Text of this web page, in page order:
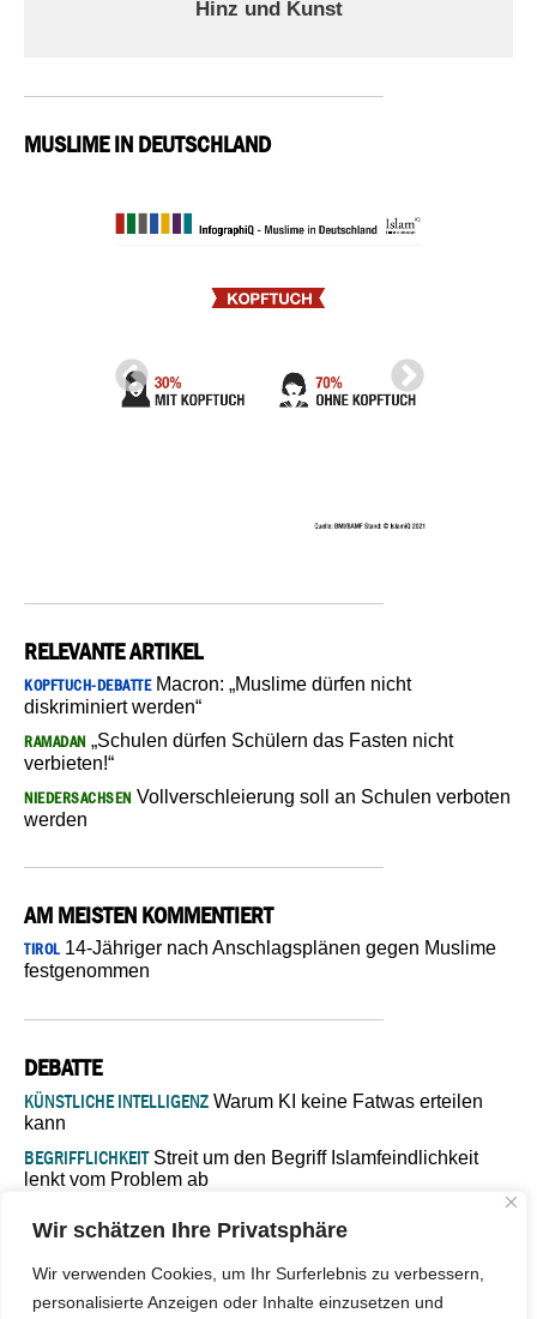
Wir schätzen Ihre Privatsphäre
Wir verwenden Cookies, um Ihr Surferlebnis zu verbessern,
personalisierte Anzeigen oder Inhalte einzusetzen und
Hinz und Kunst
MUSLIME IN DEUTSCHLAND
RELEVANTE ARTIKEL
KOPFTUCH-DEBATTEMacron: „Muslime dürfen nicht
diskriminiert werden“
RAMADAN „Schulen dürfen Schülern das Fasten nicht
verbieten!“
NIEDERSACHSEN Vollverschleierung soll an Schulen verboten
werden
AM MEISTEN KOMMENTIERT
TIROL14-Jähriger nach Anschlagsplänen gegen Muslime
festgenommen
DEBATTE
KÜNSTLICHE INTELLIGENZ Warum KI keine Fatwas erteilen
kann
BEGRIFFLICHKEITStreit um den Begriff Islamfeindlichkeit
lenkt vom Problem ab
Verantwortung bleibt“
ISLAMISCHE FAKULTÄT IN MÜNSTEREine kritische Schwelle für
die deutsche Religionspolitik